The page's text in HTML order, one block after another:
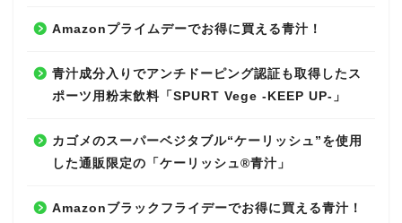
Amazonプライムデーでお得に買える青汁！
青汁成分入りでアンチドーピング認証も取得したス
ポーツ用粉末飲料「SPURT Vege -KEEP UP-」
カゴメのスーパーベジタブル“ケーリッシュ”を使用
した通販限定の「ケーリッシュ®青汁」
Amazonブラックフライデーでお得に買える青汁！